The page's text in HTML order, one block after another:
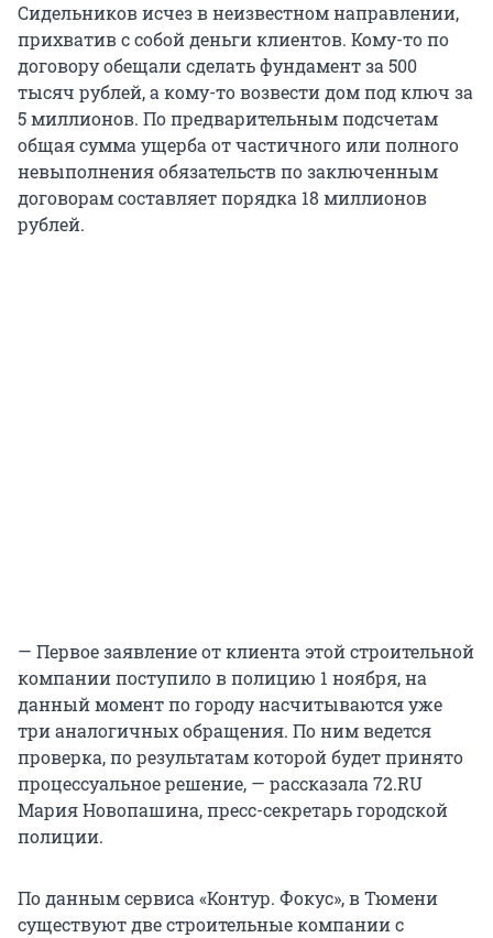
Сидельников исчез в неизвестном направлении,
прихватив с собой деньги клиентов. Кому-то по
договору обещали сделать фундамент за 500
тысяч рублей, а кому-то возвести дом под ключ за
5 миллионов. По предварительным подсчетам
общая сумма ущерба от частичного или полного
невыполнения обязательств по заключенным
договорам составляет порядка 18 миллионов
рублей.
— Первое заявление от клиента этой строительной
компании поступило в полицию 1 ноября, на
данный момент по городу насчитываются уже
три аналогичных обращения. По ним ведется
проверка, по результатам которой будет принято
процессуальное решение, — рассказала 72.RU
Мария Новопашина, пресс-секретарь городской
полиции.
По данным сервиса «Контур. Фокус», в Тюмени
существуют две строительные компании с